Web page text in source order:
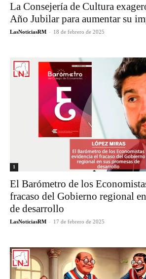
La Consejería de Cultura
Año Jubilar para aumentar su
LasNoticiasRM - 18 de febrero de 2025
1
El Barómetro de los
fracaso del Gobierno regional
de desarrollo
LasNoticiasRM - 17 de febrero de 2025